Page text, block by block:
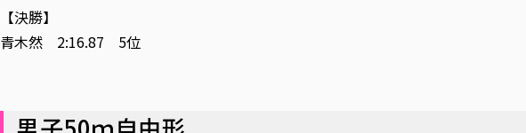
【決勝】
青木然 2:16.87 5位